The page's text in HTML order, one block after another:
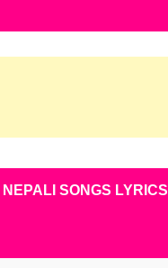
NEPALI SONGS LYRICS